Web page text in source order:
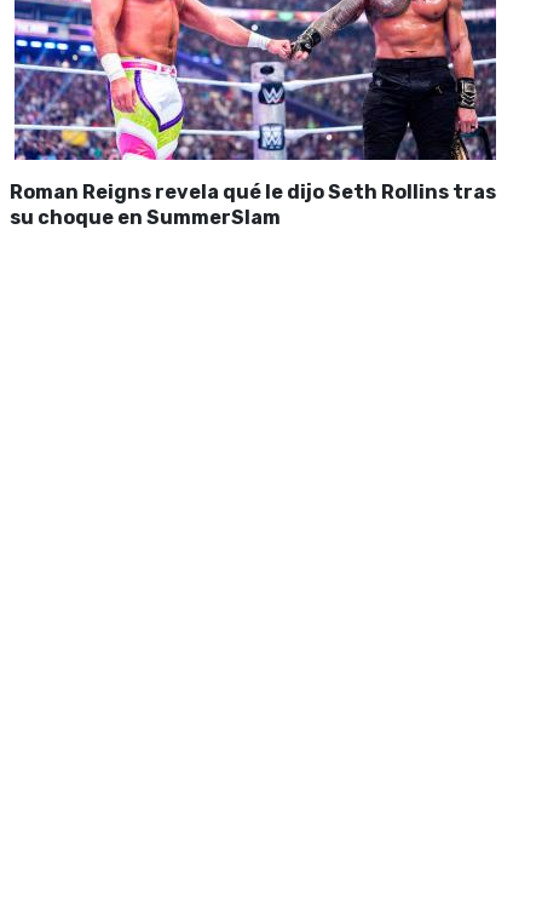
Roman Reigns revela qué le dijo Seth Rollins tras
su choque en SummerSlam